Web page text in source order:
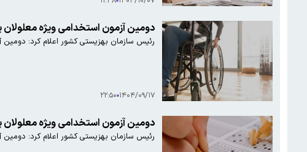
دومین آزمون استخدامی ویژه معلولان
رئیس سازمان بهزیستی کشور اعلام کرد: دومین
۱۴۰۴/۰۹/۱۷ ۲۲:۵۰
دومین آزمون استخدامی ویژه معلولان
رئیس سازمان بهزیستی کشور اعلام کرد: دومین